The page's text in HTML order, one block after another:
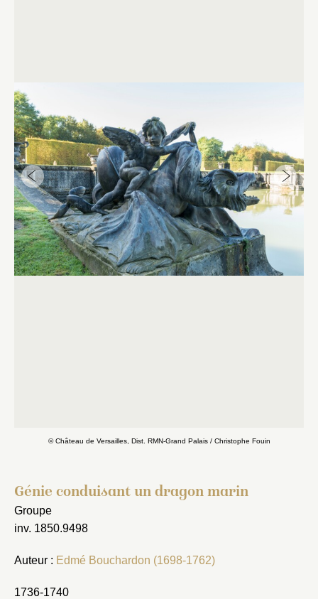
© Château de Versailles, Dist. RMN-Grand Palais / Christophe Fouin
Génie conduisant un dragon marin
Groupe
inv. 1850.9498
Auteur : Edmé Bouchardon (1698-1762)
1736-1740